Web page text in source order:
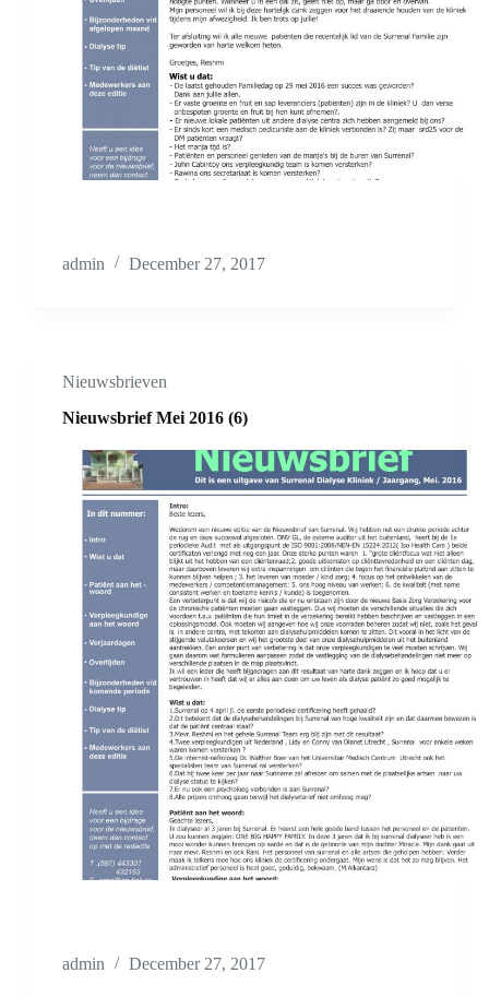
admin December 27, 2017
Nieuwsbrieven
Nieuwsbrief Mei 2016 (6)
admin December 27, 2017